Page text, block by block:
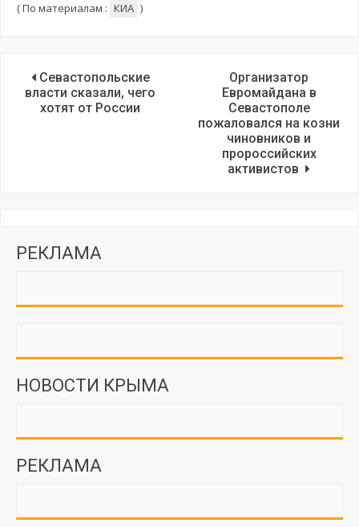
(По материалам : КИА )
Севастопольские
власти сказали, чего
хотят от России
Организатор
Евромайдана в
Севастополе
пожаловался на козни
чиновников и
пророссийских
активистов
РЕКЛАМА
НОВОСТИ КРЫМА
РЕКЛАМА